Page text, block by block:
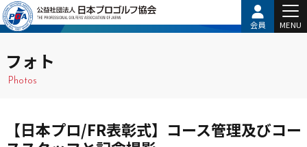
会員 MENU
フォト
Photos
【日本プロ/FR表彰式】コース管理及びコー